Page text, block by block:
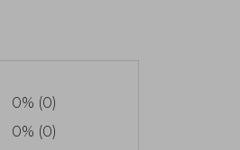
0% (0)
0% (0)